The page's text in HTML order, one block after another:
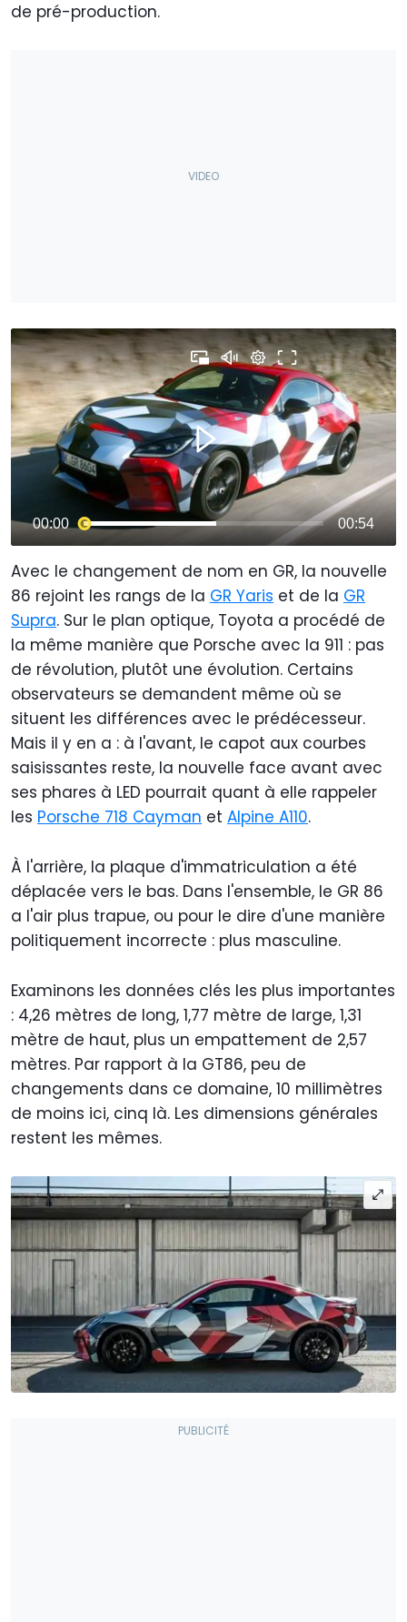
de pré-production.
Avec le changement de nom en GR, la nouvelle
86 rejoint les rangs de la GR Yaris et de la GR
Supra. Sur le plan optique, Toyota a procédé de
la même manière que Porsche avec la 911 : pas
de révolution, plutôt une évolution. Certains
observateurs se demandent même où se
situent les différences avec le prédécesseur.
Mais il y en a : à l'avant, le capot aux courbes
saisissantes reste, la nouvelle face avant avec
ses phares à LED pourrait quant à elle rappeler
les Porsche 718 Cayman et Alpine A110.
À l'arrière, la plaque d'immatriculation a été
déplacée vers le bas. Dans l'ensemble, le GR 86
a l'air plus trapue, ou pour le dire d'une manière
politiquement incorrecte : plus masculine.
Examinons les données clés les plus importantes
: 4,26 mètres de long, 1,77 mètre de large, 1,31
mètre de haut, plus un empattement de 2,57
mètres. Par rapport à la GT86, peu de
changements dans ce domaine, 10 millimètres
de moins ici, cinq là. Les dimensions générales
restent les mêmes.